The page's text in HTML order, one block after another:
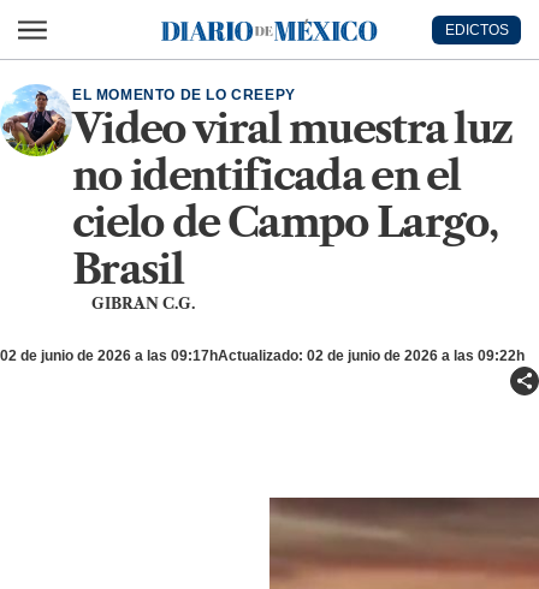
Diario de México
EDICTOS
EL MOMENTO DE LO CREEPY
Video viral muestra luz
no identificada en el
cielo de Campo Largo,
Brasil
GIBRAN C.G.
02 de junio de 2026 a las 09:17hActualizado: 02 de junio de 2026 a las 09:22h